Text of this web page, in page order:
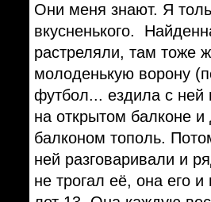
Они меня знают. Я
вкусненького.
растреляли, там тоже
молоденькую ворону
футбол... ездила с ней
на открытом балконе и
балконом тополь.
ней разговаривали и
не трогал её, она его